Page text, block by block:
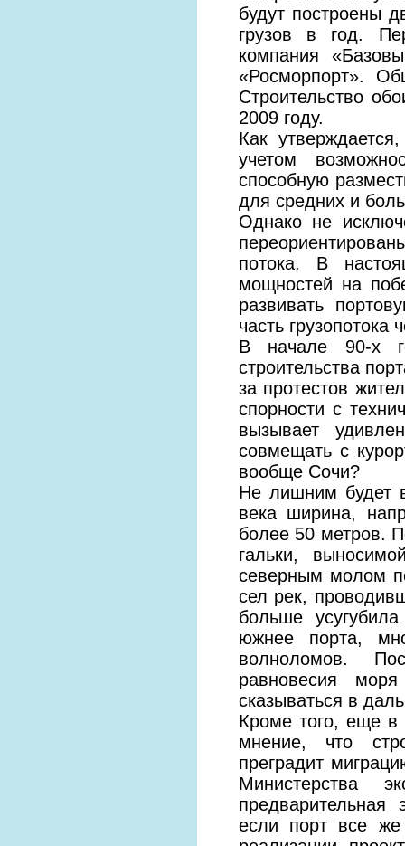
будут построены
грузов в год.
компания
«Росморпорт».
Строительство
2009 году.
Как
учетом
способную
для средних и
Однако не
потока. В
мощностей на
развивать
часть грузопотока
В начале 90-х
строительства
за протестов
спорности с
вызывает
совмещать с
вообще Сочи?
Не лишним будет
века ширина,
более 50 метров.
гальки,
северным молом
сел рек,
больше
южнее порта,
волноломов.
равновесия
сказываться в
Кроме того, еще в
мнение, что
преградит
Министерства
предварительная
если порт все же